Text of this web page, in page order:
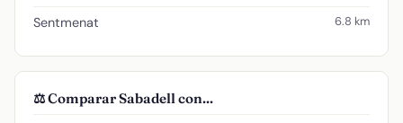
Sentmenat 6.8 km
⚖️ Comparar Sabadell con...